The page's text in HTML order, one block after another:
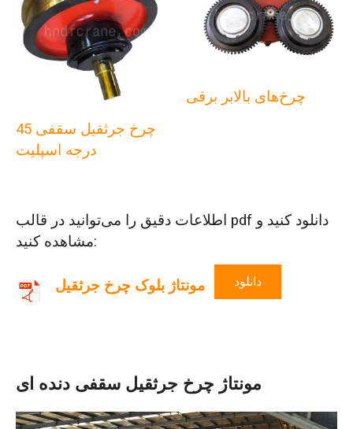
چرخ جرثقیل سقفی 45
درجه اسپلیت
چرخ‌های بالابر برقی
اطلاعات دقیق را می‌توانید در قالب pdf دانلود کنید و
مشاهده کنید:
مونتاژ بلوک چرخ جرثقیل دانلود
مونتاژ چرخ جرثقیل سقفی دنده ای